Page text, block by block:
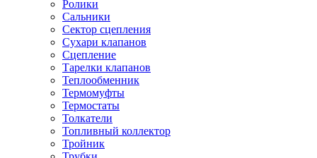
Ролики
Сальники
Сектор сцепления
Сухари клапанов
Сцепление
Тарелки клапанов
Теплообменник
Термомуфты
Термостаты
Толкатели
Топливный коллектор
Тройник